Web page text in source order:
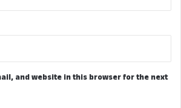
and website in this browser for the next